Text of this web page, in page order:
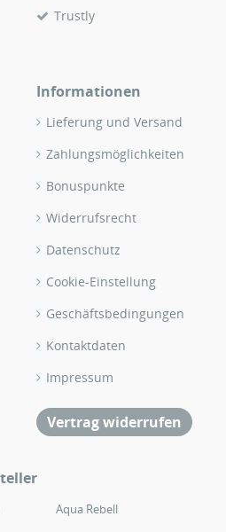
Trustly
Informationen
Lieferung und Versand
Zahlungsmöglichkeiten
Bonuspunkte
Widerrufsrecht
Datenschutz
Cookie-Einstellung
Geschäftsbedingungen
Kontaktdaten
Impressum
Vertrag widerrufen
Aqua Rebell